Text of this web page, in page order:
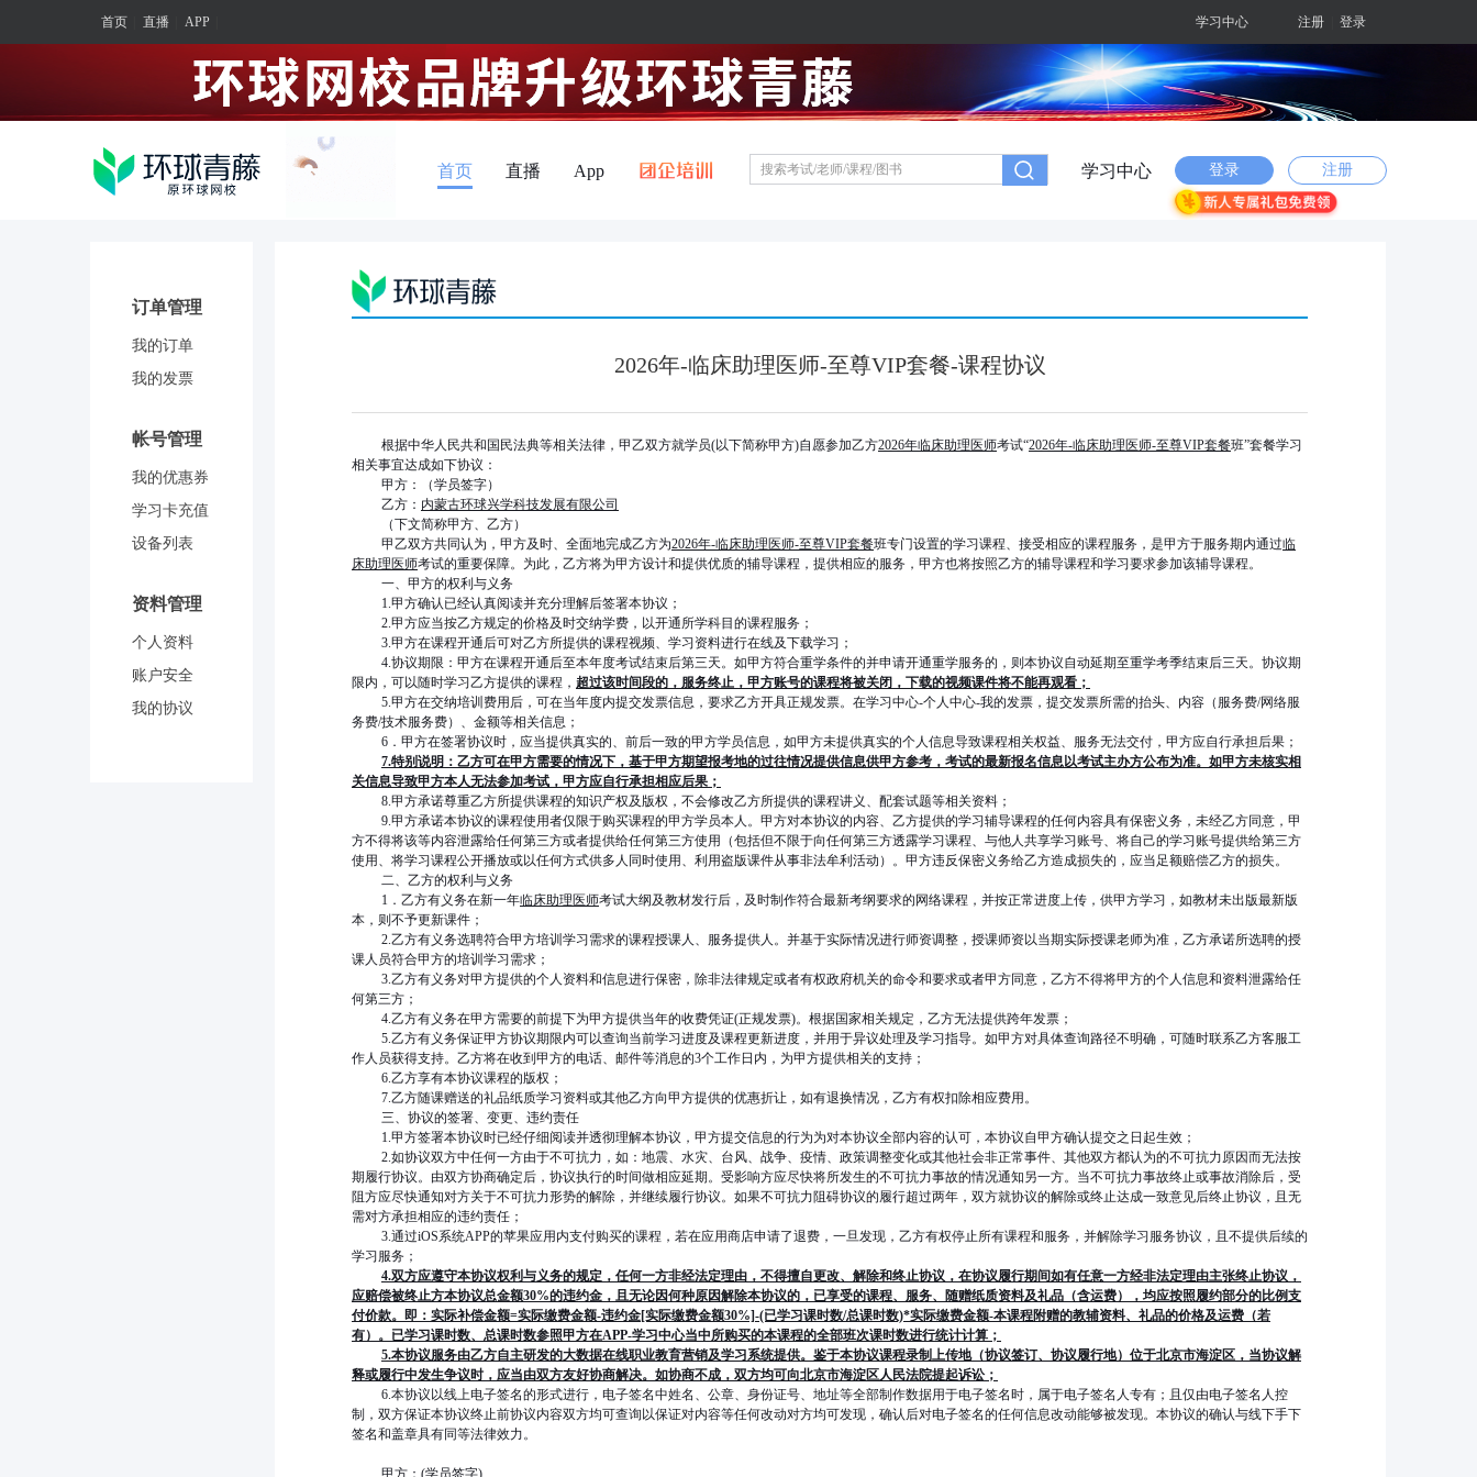
注册 登录
学习中心
首页 直播 APP
登录 注册
首页 直播 App 学习中心
订单管理
我的订单
我的发票
帐号管理
我的优惠券
学习卡充值
设备列表
资料管理
个人资料
账户安全
我的协议
2026年-临床助理医师-至尊VIP套餐-课程协议
根据中华人民共和国民法典等相关法律，甲乙双方就学员(以下简称甲方)自愿参加乙方2026年临床助理医师考试“2026年-临床助理医师-至尊VIP套餐班”套餐学习
相关事宜达成如下协议：
甲方：（学员签字）
乙方： 内蒙古环球兴学科技发展有限公司
（下文简称甲方、乙方）
甲乙双方共同认为，甲方及时、全面地完成乙方为2026年-临床助理医师-至尊VIP套餐班专门设置的学习课程、接受相应的课程服务，是甲方于服务期内通过临
床助理医师考试的重要保障。为此，乙方将为甲方设计和提供优质的辅导课程，提供相应的服务，甲方也将按照乙方的辅导课程和学习要求参加该辅导课程。
一、甲方的权利与义务
1.甲方确认已经认真阅读并充分理解后签署本协议；
2.甲方应当按乙方规定的价格及时交纳学费，以开通所学科目的课程服务；
3.甲方在课程开通后可对乙方所提供的课程视频、学习资料进行在线及下载学习；
4.协议期限：甲方在课程开通后至本年度考试结束后第三天。如甲方符合重学条件的并申请开通重学服务的，则本协议自动延期至重学考季结束后三天。协议期
限内，可以随时学习乙方提供的课程， 超过该时间段的，服务终止，甲方账号的课程将被关闭，下载的视频课件将不能再观看；
5.甲方在交纳培训费用后，可在当年度内提交发票信息，要求乙方开具正规发票。在学习中心-个人中心-我的发票，提交发票所需的抬头、内容（服务费/网络服
务费/技术服务费）、金额等相关信息；
6 ．甲方在签署协议时，应当提供真实的、前后一致的甲方学员信息，如甲方未提供真实的个人信息导致课程相关权益、服务无法交付，甲方应自行承担后果；
7.特别说明：乙方可在甲方需要的情况下，基于甲方期望报考地的过往情况提供信息供甲方参考，考试的最新报名信息以考试主办方公布为准。如甲方未核实相
关信息导致甲方本人无法参加考试，甲方应自行承担相应后果；
8.甲方承诺尊重乙方所提供课程的知识产权及版权，不会修改乙方所提供的课程讲义、配套试题等相关资料；
9.甲方承诺本协议的课程使用者仅限于购买课程的甲方学员本人。甲方对本协议的内容、乙方提供的学习辅导课程的任何内容具有保密义务，未经乙方同意，甲
方不得将该等内容泄露给任何第三方或者提供给任何第三方使用（包括但不限于向任何第三方透露学习课程、与他人共享学习账号、将自己的学习账号提供给第三方
使用、将学习课程公开播放或以任何方式供多人同时使用、利用盗版课件从事非法牟利活动）。甲方违反保密义务给乙方造成损失的，应当足额赔偿乙方的损失。
二、乙方的权利与义务
1 ．乙方有义务在新一年临床助理医师考试大纲及教材发行后，及时制作符合最新考纲要求的网络课程，并按正常进度上传，供甲方学习，如教材未出版最新版
本，则不予更新课件；
2.乙方有义务选聘符合甲方培训学习需求的课程授课人、服务提供人。并基于实际情况进行师资调整，授课师资以当期实际授课老师为准，乙方承诺所选聘的授
课人员符合甲方的培训学习需求；
3.乙方有义务对甲方提供的个人资料和信息进行保密，除非法律规定或者有权政府机关的命令和要求或者甲方同意，乙方不得将甲方的个人信息和资料泄露给任
何第三方；
4.乙方有义务在甲方需要的前提下为甲方提供当年的收费凭证(正规发票)。根据国家相关规定，乙方无法提供跨年发票；
5.乙方有义务保证甲方协议期限内可以查询当前学习进度及课程更新进度，并用于异议处理及学习指导。如甲方对具体查询路径不明确，可随时联系乙方客服工
作人员获得支持。乙方将在收到甲方的电话、邮件等消息的3个工作日内，为甲方提供相关的支持；
6.乙方享有本协议课程的版权；
7.乙方随课赠送的礼品纸质学习资料或其他乙方向甲方提供的优惠折让，如有退换情况，乙方有权扣除相应费用。
三、协议的签署、变更、违约责任
1.甲方签署本协议时已经仔细阅读并透彻理解本协议，甲方提交信息的行为为对本协议全部内容的认可，本协议自甲方确认提交之日起生效；
2.如协议双方中任何一方由于不可抗力，如：地震、水灾、台风、战争、疫情、政策调整变化或其他社会非正常事件、其他双方都认为的不可抗力原因而无法按
期履行协议。由双方协商确定后，协议执行的时间做相应延期。受影响方应尽快将所发生的不可抗力事故的情况通知另一方。当不可抗力事故终止或事故消除后，受
阻方应尽快通知对方关于不可抗力形势的解除，并继续履行协议。如果不可抗力阻碍协议的履行超过两年，双方就协议的解除或终止达成一致意见后终止协议，且无
需对方承担相应的违约责任；
3.通过iOS系统APP的苹果应用内支付购买的课程，若在应用商店申请了退费，一旦发现，乙方有权停止所有课程和服务，并解除学习服务协议，且不提供后续的
学习服务；
4.双方应遵守本协议权利与义务的规定，任何一方非经法定理由，不得擅自更改、解除和终止协议，在协议履行期间如有任意一方经非法定理由主张终止协议，
应赔偿被终止方本协议总金额30%的违约金，且无论因何种原因解除本协议的，已享受的课程、服务、随赠纸质资料及礼品（含运费），均应按照履约部分的比例支
付价款。即：实际补偿金额=实际缴费金额-违约金[实际缴费金额30%]-(已学习课时数/总课时数)*实际缴费金额-本课程附赠的教辅资料、礼品的价格及运费（若
有）。已学习课时数、总课时数参照甲方在APP-学习中心当中所购买的本课程的全部班次课时数进行统计计算；
5.本协议服务由乙方自主研发的大数据在线职业教育营销及学习系统提供。鉴于本协议课程录制上传地（协议签订、协议履行地）位于北京市海淀区，当协议解
释或履行中发生争议时，应当由双方友好协商解决。如协商不成，双方均可向北京市海淀区人民法院提起诉讼；
6.本协议以线上电子签名的形式进行，电子签名中姓名、公章、身份证号、地址等全部制作数据用于电子签名时，属于电子签名人专有；且仅由电子签名人控
制，双方保证本协议终止前协议内容双方均可查询以保证对内容等任何改动对方均可发现，确认后对电子签名的任何信息改动能够被发现。本协议的确认与线下手下
签名和盖章具有同等法律效力。
甲方：(学员签字)